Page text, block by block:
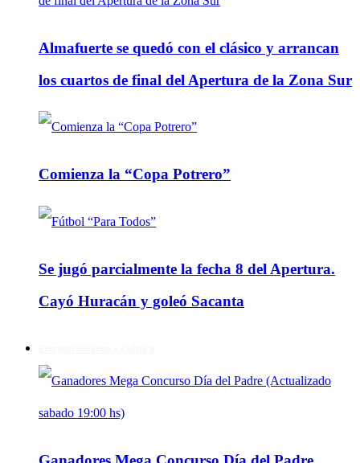
Almafuerte se quedó con el clásico y arrancan
los cuartos de final del Apertura de la Zona Sur
Comienza la “Copa Potrero”
Se jugó parcialmente la fecha 8 del Apertura.
Cayó Huracán y goleó Sacanta